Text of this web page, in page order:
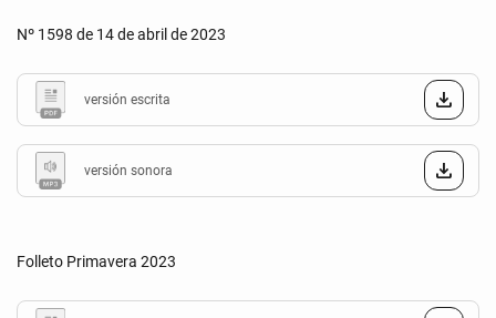
Nº 1598 de 14 de abril de 2023
versión escrita
versión sonora
Folleto Primavera 2023